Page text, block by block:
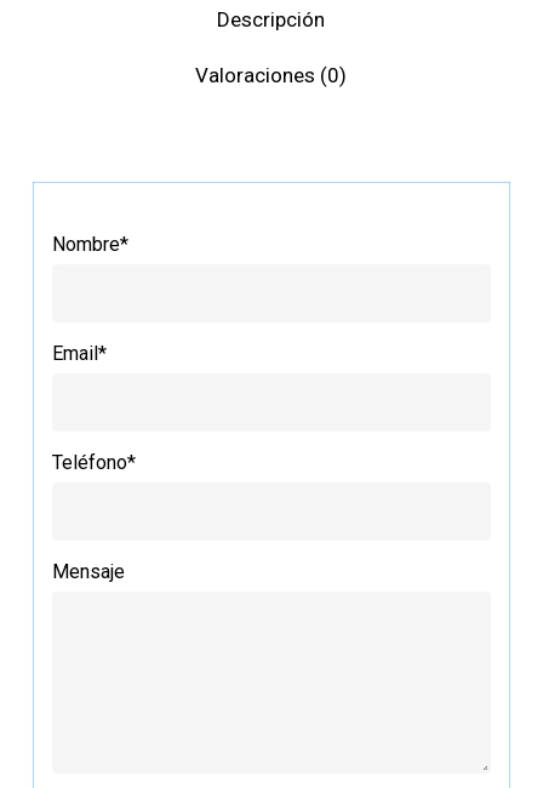
Descripción
Valoraciones (0)
Nombre*
Email*
Teléfono*
Mensaje